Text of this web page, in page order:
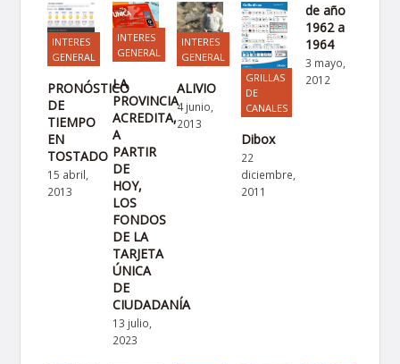
INTERES
GENERAL
PRONÓSTICO
DE
TIEMPO
EN
TOSTADO
15 abril,
2013
INTERES
GENERAL
LA
PROVINCIA
ACREDITA,
A
PARTIR
DE
HOY,
LOS
FONDOS
DE LA
TARJETA
ÚNICA
DE
CIUDADANÍA
13 julio,
2023
INTERES
GENERAL
ALIVIO
4 junio,
2013
GRILLAS
DE
CANALES
Dibox
22
diciembre,
2011
de año
1962 a
1964
3 mayo,
2012